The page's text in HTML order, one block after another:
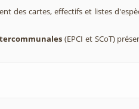
des cartes, effectifs et listes
(EPCI et SCoT)